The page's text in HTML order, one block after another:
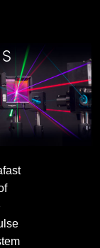
미러와 같은